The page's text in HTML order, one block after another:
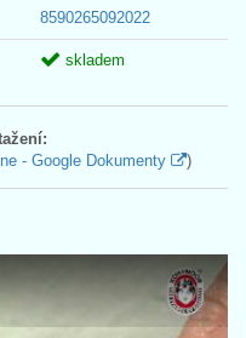
8590265092022
skladem
- Google Dokumenty )